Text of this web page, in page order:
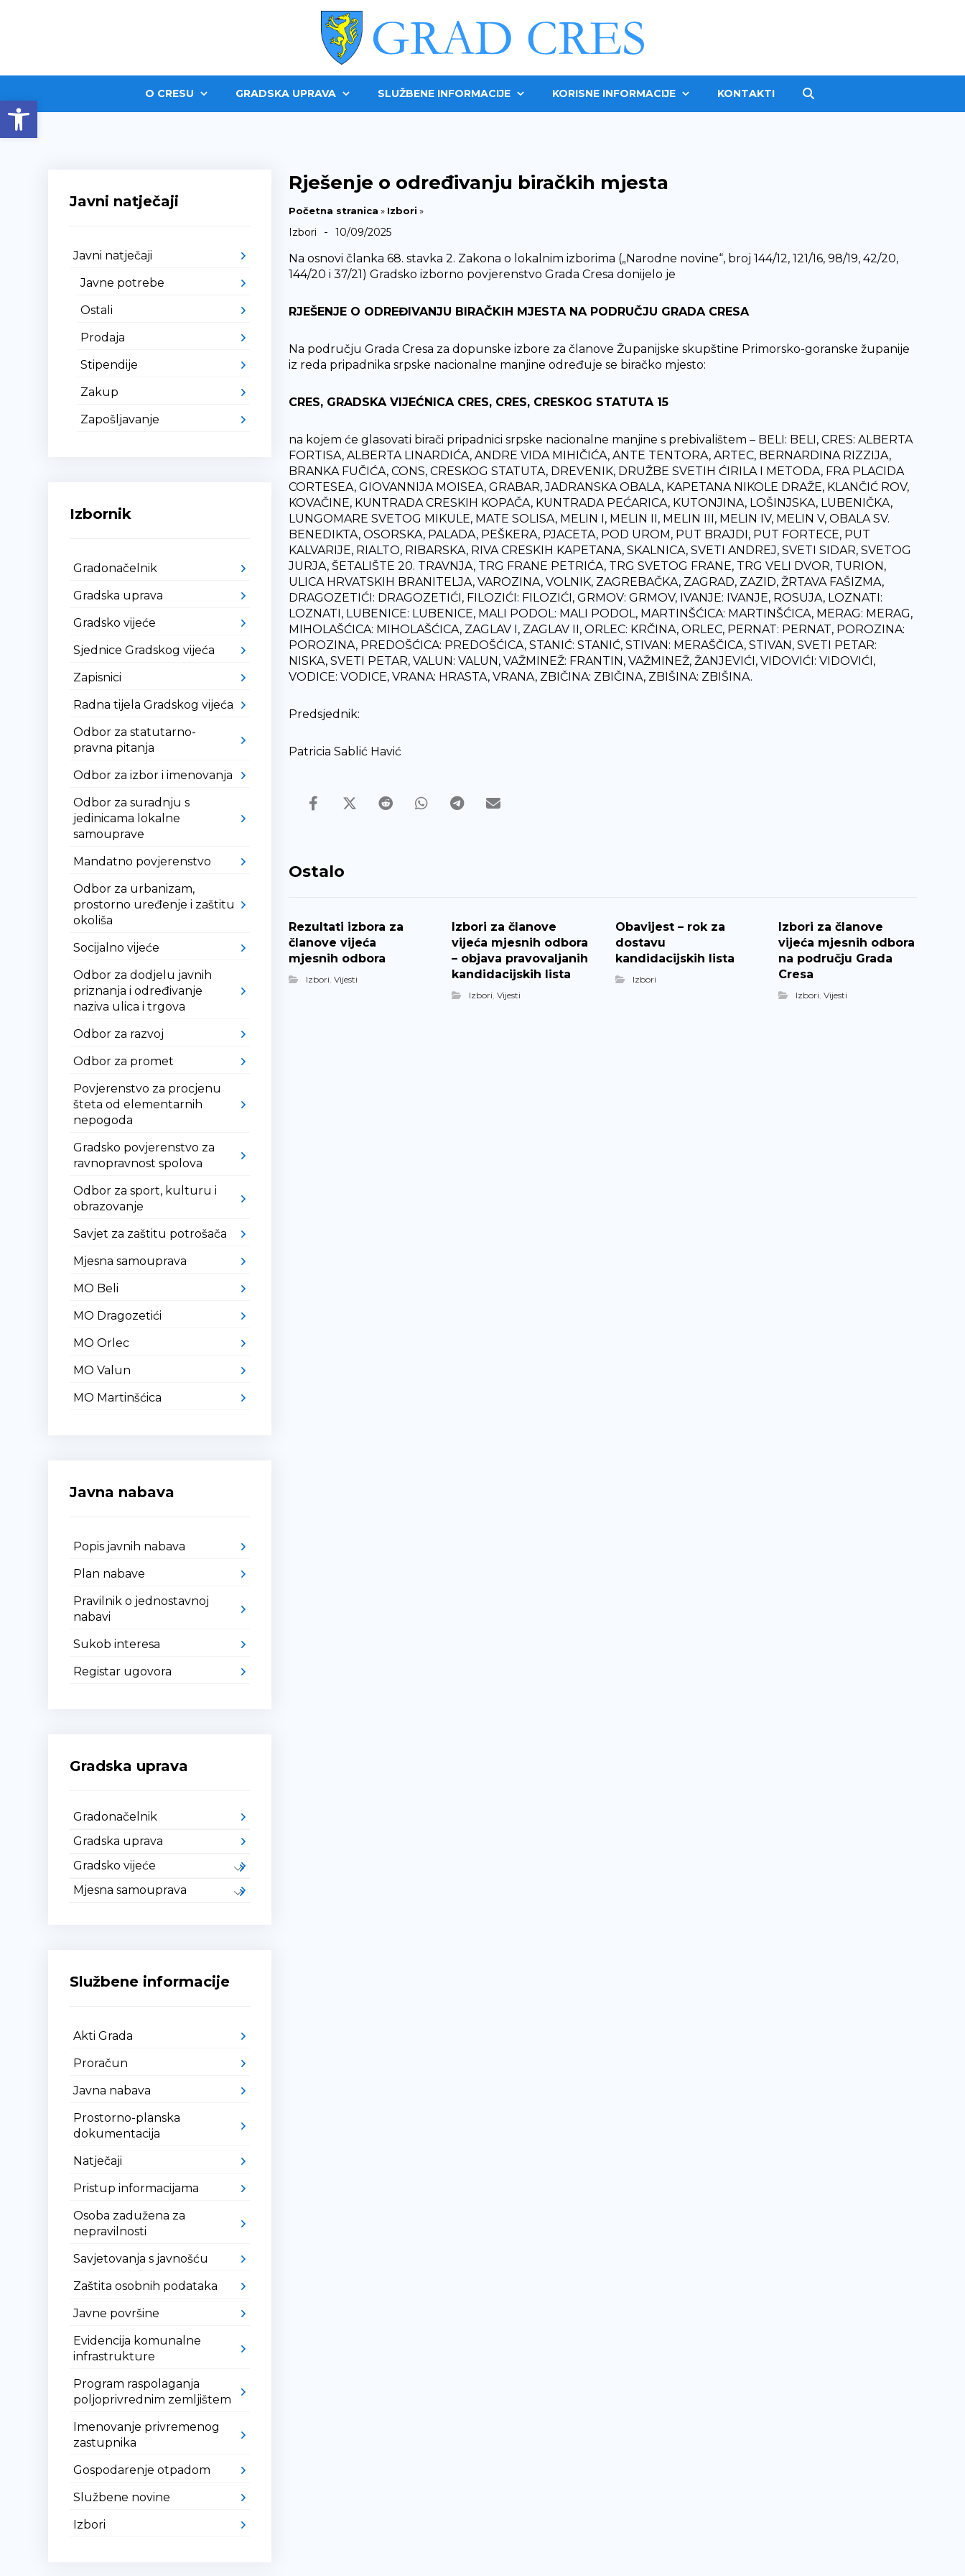
Open toolbarO CRESU GRADSKA UPRAVA SLUŽBENE INFORMACIJE KORISNE INFORMACIJE KONTAKTI
Rješenje o određivanju biračkih mjesta
Početna stranica » Izbori »
Izbori - 10/09/2025
Na osnovi članka 68. stavka 2. Zakona o lokalnim izborima („Narodne novine“, broj 144/12, 121/16, 98/19, 42/20,
144/20 i 37/21) Gradsko izborno povjerenstvo Grada Cresa donijelo je
RJEŠENJE O ODREĐIVANJU BIRAČKIH MJESTA NA PODRUČJU GRADA CRESA
Na području Grada Cresa za dopunske izbore za članove Županijske skupštine Primorsko-goranske županije
iz reda pripadnika srpske nacionalne manjine određuje se biračko mjesto:
CRES, GRADSKA VIJEĆNICA CRES, CRES, CRESKOG STATUTA 15
na kojem će glasovati birači pripadnici srpske nacionalne manjine s prebivalištem – BELI: BELI, CRES: ALBERTA
FORTISA, ALBERTA LINARDIĆA, ANDRE VIDA MIHIČIĆA, ANTE TENTORA, ARTEC, BERNARDINA RIZZIJA,
BRANKA FUČIĆA, CONS, CRESKOG STATUTA, DREVENIK, DRUŽBE SVETIH ĆIRILA I METODA, FRA PLACIDA
CORTESEA, GIOVANNIJA MOISEA, GRABAR, JADRANSKA OBALA, KAPETANA NIKOLE DRAŽE, KLANČIĆ ROV,
KOVAČINE, KUNTRADA CRESKIH KOPAČA, KUNTRADA PEĆARICA, KUTONJINA, LOŠINJSKA, LUBENIČKA,
LUNGOMARE SVETOG MIKULE, MATE SOLISA, MELIN I, MELIN II, MELIN III, MELIN IV, MELIN V, OBALA SV.
BENEDIKTA, OSORSKA, PALADA, PEŠKERA, PJACETA, POD UROM, PUT BRAJDI, PUT FORTECE, PUT
KALVARIJE, RIALTO, RIBARSKA, RIVA CRESKIH KAPETANA, SKALNICA, SVETI ANDREJ, SVETI SIDAR, SVETOG
JURJA, ŠETALIŠTE 20. TRAVNJA, TRG FRANE PETRIĆA, TRG SVETOG FRANE, TRG VELI DVOR, TURION,
ULICA HRVATSKIH BRANITELJA, VAROZINA, VOLNIK, ZAGREBAČKA, ZAGRAD, ZAZID, ŽRTAVA FAŠIZMA,
DRAGOZETIĆI: DRAGOZETIĆI, FILOZIĆI: FILOZIĆI, GRMOV: GRMOV, IVANJE: IVANJE, ROSUJA, LOZNATI:
LOZNATI, LUBENICE: LUBENICE, MALI PODOL: MALI PODOL, MARTINŠĆICA: MARTINŠĆICA, MERAG: MERAG,
MIHOLAŠĆICA: MIHOLAŠĆICA, ZAGLAV I, ZAGLAV II, ORLEC: KRČINA, ORLEC, PERNAT: PERNAT, POROZINA:
POROZINA, PREDOŠĆICA: PREDOŠĆICA, STANIĆ: STANIĆ, STIVAN: MERAŠČICA, STIVAN, SVETI PETAR:
NISKA, SVETI PETAR, VALUN: VALUN, VAŽMINEŽ: FRANTIN, VAŽMINEŽ, ŽANJEVIĆI, VIDOVIĆI: VIDOVIĆI,
VODICE: VODICE, VRANA: HRASTA, VRANA, ZBIČINA: ZBIČINA, ZBIŠINA: ZBIŠINA.
Predsjednik:
Patricia Sablić Havić
Ostalo
Rezultati izbora za
članove vijeća
mjesnih odbora
Izbori, Vijesti
Izbori za članove
vijeća mjesnih odbora
– objava pravovaljanih
kandidacijskih lista
Izbori,Vijesti
Obavijest – rok za
dostavu
kandidacijskih lista
Izbori
Izbori za članove
vijeća mjesnih odbora
na području Grada
Cresa
Izbori,Vijesti
Javni natječaji
Javni natječaji
Javne potrebe
Ostali
Prodaja
Stipendije
Zakup
Zapošljavanje
Izbornik
Gradonačelnik
Gradska uprava
Gradsko vijeće
Sjednice Gradskog vijeća
Zapisnici
Radna tijela Gradskog vijeća
Odbor za statutarno-
pravna pitanja
Odbor za izbor i imenovanja
Odbor za suradnju s
jedinicama lokalne
samouprave
Mandatno povjerenstvo
Odbor za urbanizam,
prostorno uređenje i zaštitu
okoliša
Socijalno vijeće
Odbor za dodjelu javnih
priznanja i određivanje
naziva ulica i trgova
Odbor za razvoj
Odbor za promet
Povjerenstvo za procjenu
šteta od elementarnih
nepogoda
Gradsko povjerenstvo za
ravnopravnost spolova
Odbor za sport, kulturu i
obrazovanje
Savjet za zaštitu potrošača
Mjesna samouprava
MO Beli
MO Dragozetići
MO Orlec
MO Valun
MO Martinšćica
Javna nabava
Popis javnih nabava
Plan nabave
Pravilnik o jednostavnoj
nabavi
Sukob interesa
Registar ugovora
Gradska uprava
Gradonačelnik
Gradska uprava
Gradsko vijeće
Mjesna samouprava
Službene informacije
Akti Grada
Proračun
Javna nabava
Prostorno-planska
dokumentacija
Natječaji
Pristup informacijama
Osoba zadužena za
nepravilnosti
Savjetovanja s javnošću
Zaštita osobnih podataka
Javne površine
Evidencija komunalne
infrastrukture
Program raspolaganja
poljoprivrednim zemljištem
Imenovanje privremenog
zastupnika
Gospodarenje otpadom
Službene novine
Izbori